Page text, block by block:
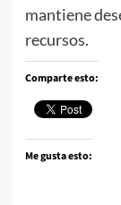
mantiene
recursos.
Comparte esto:
Me gusta esto: